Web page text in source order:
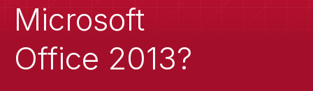
Microsoft
Office 2013?